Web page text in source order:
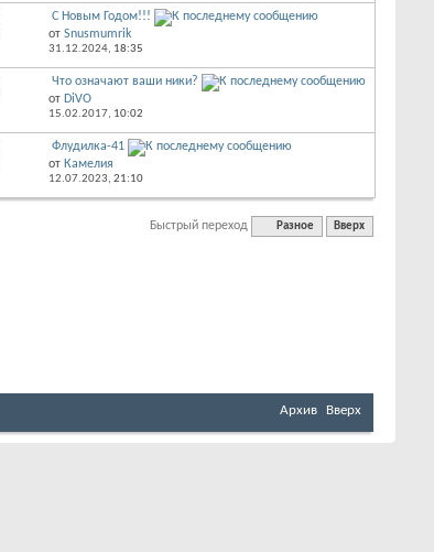
С Новым Годом!!!
от Snusmumrik
31.12.2024, 18:35
Что означают ваши ники?
от DiVO
15.02.2017, 10:02
Флудилка-41
от Камелия
12.07.2023, 21:10
Быстрый переход Разное Вверх
Архив Вверх